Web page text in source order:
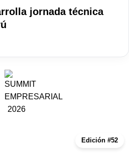
jornada técnica
Edición #52